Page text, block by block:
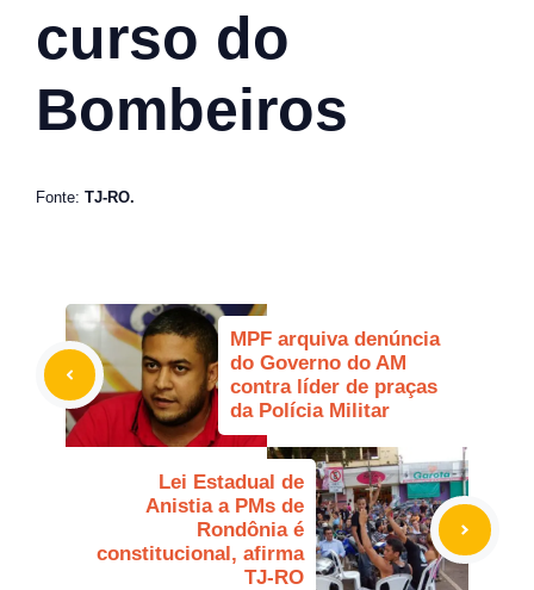
curso do
Bombeiros
Fonte: TJ-RO.
MPF arquiva denúncia
do Governo do AM
contra líder de praças
da Polícia Militar
Lei Estadual de
Anistia a PMs de
Rondônia é
constitucional, afirma
TJ-RO